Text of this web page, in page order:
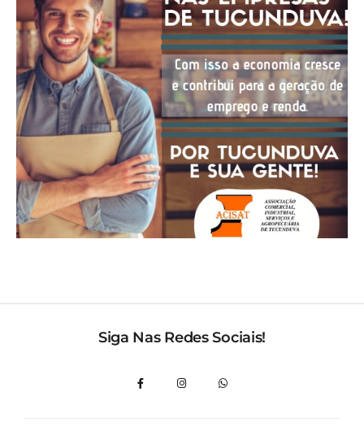
Siga Nas Redes Sociais!